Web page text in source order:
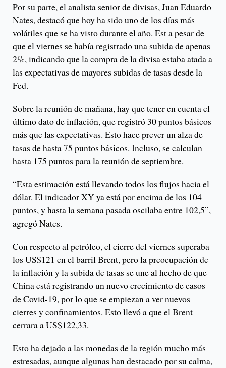
Por su parte, el analista senior de divisas, Juan Eduardo
Nates, destacó que hoy ha sido uno de los días más
volátiles que se ha visto durante el año. Est a pesar de
que el viernes se había registrado una subida de apenas
2%, indicando que la compra de la divisa estaba atada a
las expectativas de mayores subidas de tasas desde la
Fed.
Sobre la reunión de mañana, hay que tener en cuenta el
último dato de inflación, que registró 30 puntos básicos
más que las expectativas. Esto hace prever un alza de
tasas de hasta 75 puntos básicos. Incluso, se calculan
hasta 175 puntos para la reunión de septiembre.
“Esta estimación está llevando todos los flujos hacia el
dólar. El indicador XY ya está por encima de los 104
puntos, y hasta la semana pasada oscilaba entre 102,5”,
agregó Nates.
Con respecto al petróleo, el cierre del viernes superaba
los US$121 en el barril Brent, pero la preocupación de
la inflación y la subida de tasas se une al hecho de que
China está registrando un nuevo crecimiento de casos
de Covid-19, por lo que se empiezan a ver nuevos
cierres y confinamientos. Esto llevó a que el Brent
cerrara a US$122,33.
Esto ha dejado a las monedas de la región mucho más
estresadas, aunque algunas han destacado por su calma,